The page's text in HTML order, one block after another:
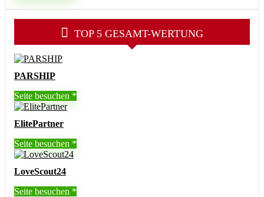
TOP 5 GESAMT-WERTUNG
PARSHIP
Seite besuchen
ElitePartner
Seite besuchen
LoveScout24
Seite besuchen